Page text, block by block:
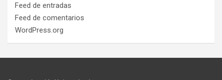
Feed de entradas
Feed de comentarios
WordPress.org